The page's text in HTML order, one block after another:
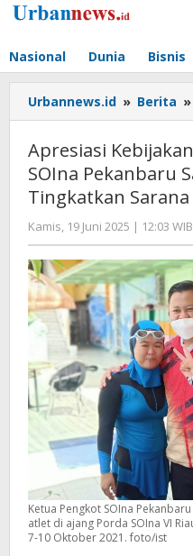
Lewati
Nasional Dunia Bisnis
Urbannews.id » Berita »
Apresiasi
SOIna Pekanbaru
Tingkatkan
Kamis, 19 Juni 2025 | 12:03 WIB
Ketua Pengkot SOIna
atlet di ajang Porda SOIna VI
7-10 Oktober 2021. foto/ist